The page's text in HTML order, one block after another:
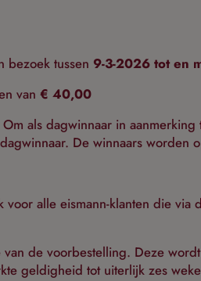
bezoek tussen 9-3-2026 tot en
van € 40,00
als dagwinnaar in
De winnaars
alle eismann-klanten die
de voorbestelling. Deze
geldigheid tot uiterlijk zes